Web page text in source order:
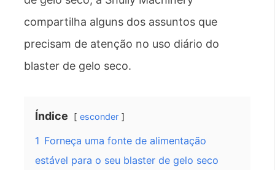
compartilha alguns dos assuntos que
precisam de atenção no uso diário do
blaster de gelo seco.
Índice esconder
1 Forneça uma fonte de alimentação
estável para o seu blaster de gelo seco